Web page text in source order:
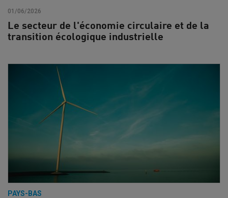
01/06/2026
Le secteur de l'économie circulaire et de la
transition écologique industrielle
PAYS-BAS